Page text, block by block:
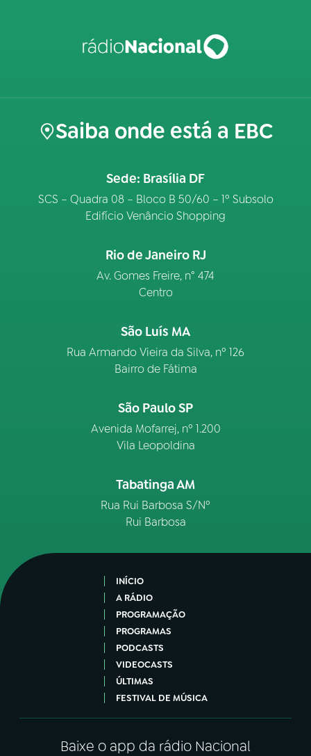
Saiba onde está a EBC
Sede: Brasília DF
SCS – Quadra 08 – Bloco B 50/60 – 1º Subsolo
Edifício Venâncio Shopping
Rio de Janeiro RJ
Av. Gomes Freire, n° 474
Centro
São Luís MA
Rua Armando Vieira da Silva, nº 126
Bairro de Fátima
São Paulo SP
Avenida Mofarrej, nº 1.200
Vila Leopoldina
Tabatinga AM
Rua Rui Barbosa S/Nº
Rui Barbosa
INÍCIO
A RÁDIO
PROGRAMAÇÃO
PROGRAMAS
PODCASTS
VIDEOCASTS
ÚLTIMAS
FESTIVAL DE MÚSICA
Baixe o app da rádio Nacional